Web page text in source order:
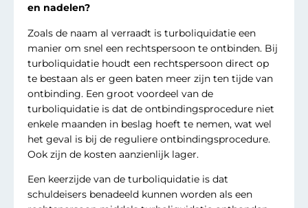
en nadelen?
Zoals de naam al verraadt is turboliquidatie een
manier om snel een rechtspersoon te ontbinden. Bij
turboliquidatie houdt een rechtspersoon direct op
te bestaan als er geen baten meer zijn ten tijde van
ontbinding. Een groot voordeel van de
turboliquidatie is dat de ontbindingsprocedure niet
enkele maanden in beslag hoeft te nemen, wat wel
het geval is bij de reguliere ontbindingsprocedure.
Ook zijn de kosten aanzienlijk lager.
Een keerzijde van de turboliquidatie is dat
schuldeisers benadeeld kunnen worden als een